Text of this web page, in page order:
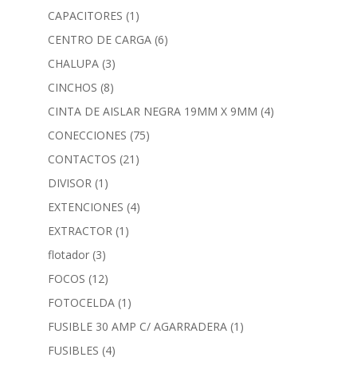
CAPACITORES (1)
CENTRO DE CARGA (6)
CHALUPA (3)
CINCHOS (8)
CINTA DE AISLAR NEGRA 19MM X 9MM (4)
CONECCIONES (75)
CONTACTOS (21)
DIVISOR (1)
EXTENCIONES (4)
EXTRACTOR (1)
flotador (3)
FOCOS (12)
FOTOCELDA (1)
FUSIBLE 30 AMP C/ AGARRADERA (1)
FUSIBLES (4)